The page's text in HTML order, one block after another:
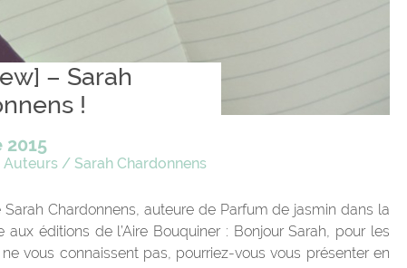
– Sarah
!
2015
Auteurs /Sarah Chardonnens
Sarah Chardonnens, auteure de Parfum de jasmin dans la
aux éditions de l’Aire Bouquiner : Bonjour Sarah, pour les
vous connaissent pas, pourriez-vous vous présenter en